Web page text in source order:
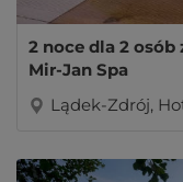
2 noce dla 2
Mir-Jan Spa
Lądek-Zdrój,